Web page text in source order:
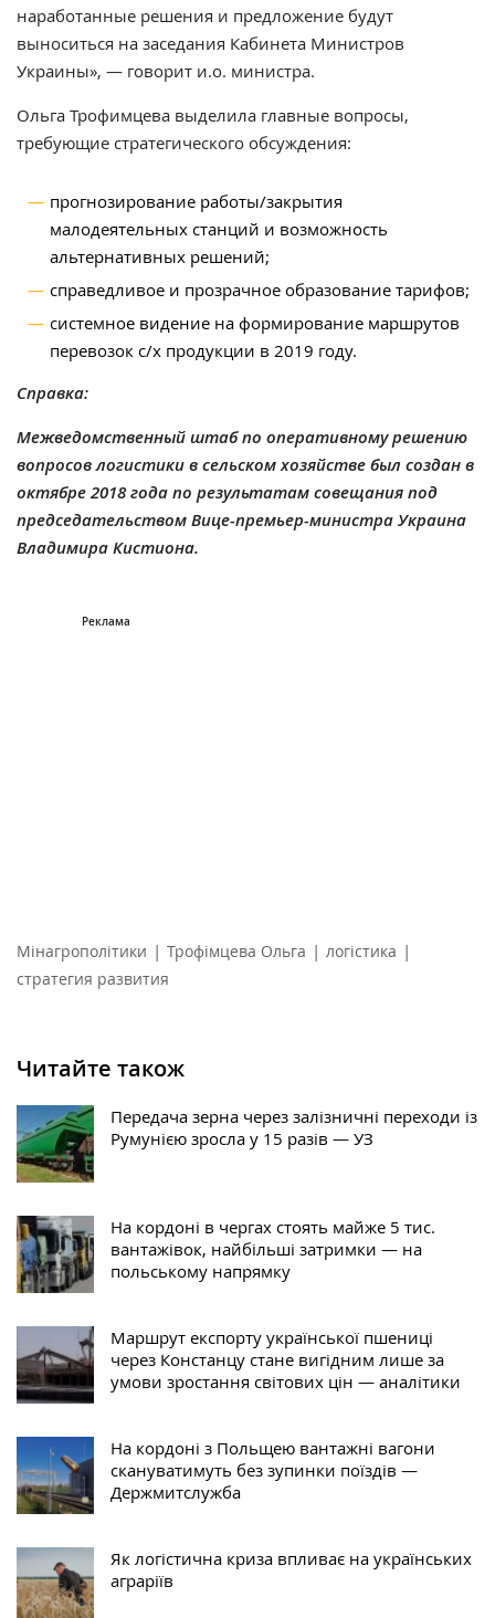
наработанные решения и предложение будут
выноситься на заседания Кабинета Министров
Украины», — говорит и.о. министра.
Ольга Трофимцева выделила главные вопросы,
требующие стратегического обсуждения:
прогнозирование работы/закрытия
малодеятельных станций и возможность
альтернативных решений;
справедливое и прозрачное образование тарифов;
системное видение на формирование маршрутов
перевозок с/х продукции в 2019 году.
Справка:
Межведомственный штаб по оперативному решению
вопросов логистики в сельском хозяйстве был создан в
октябре 2018 года по результатам совещания под
председательством Вице-премьер-министра Украина
Владимира Кистиона.
Мінагрополітики | Трофімцева Ольга | логістика |
стратегия развития
Читайте також
Передача зерна через залізничні переходи із
Румунією зросла у 15 разів — УЗ
На кордоні в чергах стоять майже 5 тис.
вантажівок, найбільші затримки — на
польському напрямку
Маршрут експорту української пшениці
через Констанцу стане вигідним лише за
умови зростання світових цін — аналітики
На кордоні з Польщею вантажні вагони
скануватимуть без зупинки поїздів —
Держмитслужба
Як логістична криза впливає на українських
аграріїв